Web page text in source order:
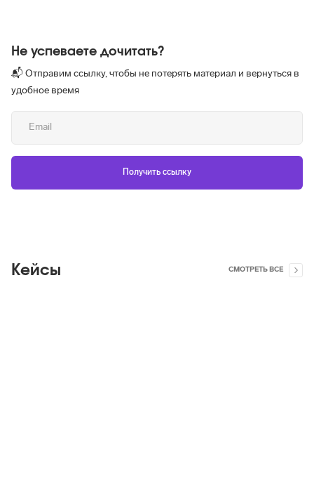
Не успеваете дочитать?
📬 Отправим ссылку, чтобы не потерять материал и вернуться в
удобное время
Кейсы СМОТРЕТЬ ВСЕ